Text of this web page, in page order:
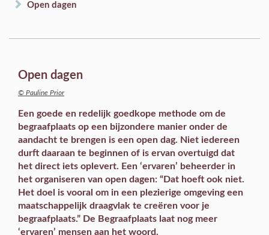
Open dagen
Open dagen
© Pauline Prior
Een goede en redelijk goedkope methode om de
begraafplaats op een bijzondere manier onder de
aandacht te brengen is een open dag. Niet iedereen
durft daaraan te beginnen of is ervan overtuigd dat
het direct iets oplevert. Een ‘ervaren’ beheerder in
het organiseren van open dagen: “Dat hoeft ook niet.
Het doel is vooral om in een plezierige omgeving een
maatschappelijk draagvlak te creëren voor je
begraafplaats.” De Begraafplaats laat nog meer
‘ervaren’ mensen aan het woord.